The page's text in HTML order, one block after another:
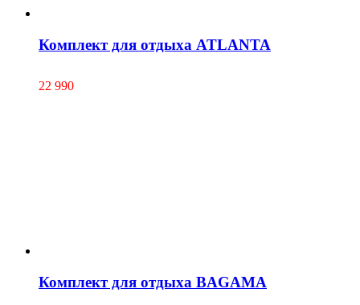
Комплект для отдыха ATLANTA
22 990
Комплект для отдыха BAGAMA